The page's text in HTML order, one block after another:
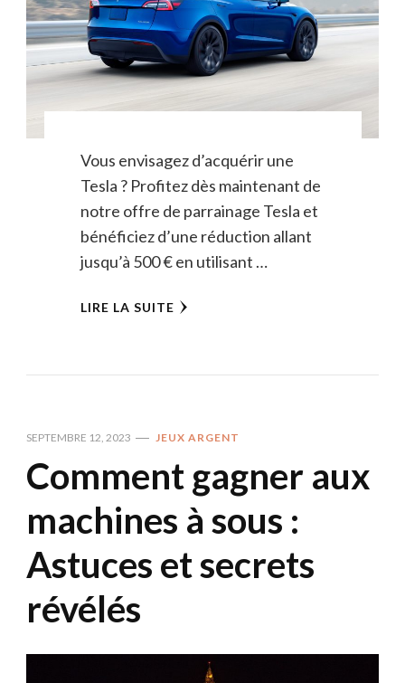
Vous envisagez d’acquérir une
Tesla ? Profitez dès maintenant de
notre offre de parrainage Tesla et
bénéficiez d’une réduction allant
jusqu’à 500 € en utilisant …
LIRE LA SUITE
SEPTEMBRE 12, 2023 JEUX ARGENT
Comment gagner aux
machines à sous :
Astuces et secrets
révélés